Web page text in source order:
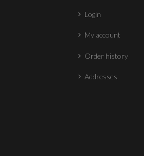
Login
My account
Order history
Addresses